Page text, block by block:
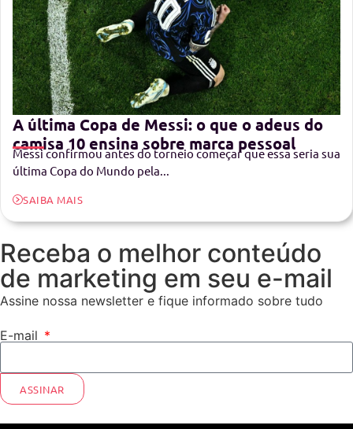
A última Copa de Messi: o que o adeus do
camisa 10 ensina sobre marca pessoal
Messi confirmou antes do torneio começar que essa seria sua
última Copa do Mundo pela...
SAIBA MAIS
Receba o melhor conteúdo
de marketing em seu e-mail
Assine nossa newsletter e fique informado sobre tudo
E-mail
ASSINAR